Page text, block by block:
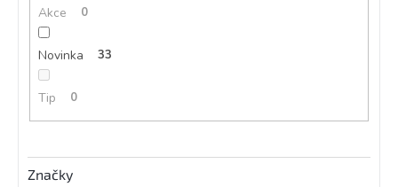
Akce 0
Novinka 33
Tip 0
Značky